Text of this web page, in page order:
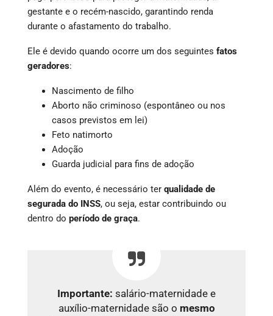
gestante e o recém-nascido, garantindo renda
durante o afastamento do trabalho.
Ele é devido quando ocorre um dos seguintes fatos
geradores:
Nascimento de filho
Aborto não criminoso (espontâneo ou nos
casos previstos em lei)
Feto natimorto
Adoção
Guarda judicial para fins de adoção
Além do evento, é necessário ter qualidade de
segurada do INSS, ou seja, estar contribuindo ou
dentro do período de graça.
Importante: salário-maternidade e
auxílio-maternidade são o mesmo